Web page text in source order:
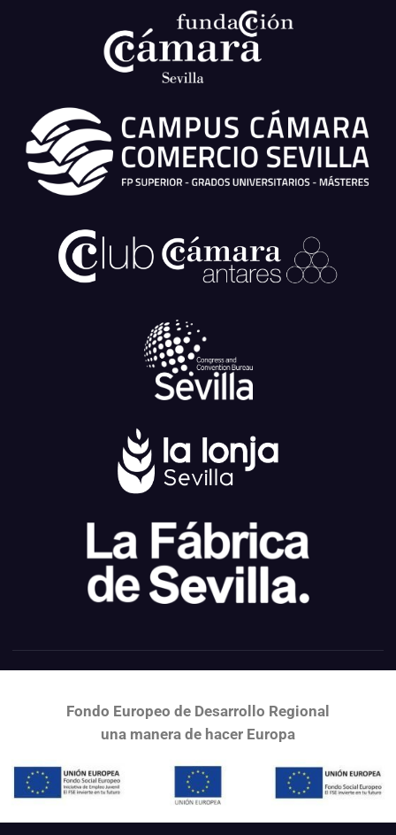
Fondo Europeo de Desarrollo Regional
una manera de hacer Europa